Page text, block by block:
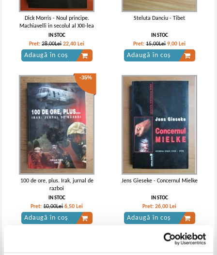
Dick Morris - Noul principe.
Machiavelli in secolul al XXI-lea
IN STOC
Pret:28,00Lei 22,40 Lei
Adaugă în coș
Steluta Danciu - Tibet
IN STOC
Pret:15,00Lei 9,00 Lei
Adaugă în coș
-35%
100 de ore, plus. Irak, jurnal de
razboi
IN STOC
Pret:10,00Lei 6,50 Lei
Adaugă în coș
Jens Gieseke - Concernul Mielke
IN STOC
Pret:26,00 Lei
Adaugă în coș
-50%